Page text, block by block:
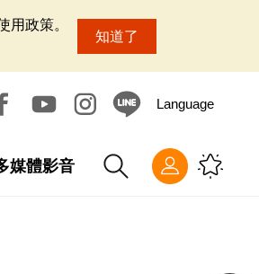
政策。
知道了
Language
媒體影音